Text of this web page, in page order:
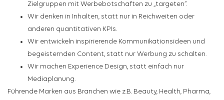
Zielgruppen mit Werbebotschaften zu „targeten“.
Wir denken in Inhalten, statt nur in Reichweiten oder
anderen quantitativen KPIs.
Wir entwickeln inspirierende Kommunikationsideen und
begeisternden Content, statt nur Werbung zu schalten.
Wir machen Experience Design, statt einfach nur
Mediaplanung.
Führende Marken aus Branchen wie z.B. Beauty, Health, Pharma,